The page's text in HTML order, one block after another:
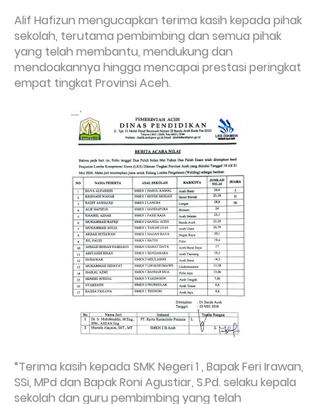
Alif Hafizun mengucapkan terima kasih kepada pihak
sekolah, terutama pembimbing dan semua pihak
yang telah membantu, mendukung dan
mendoakannya hingga mencapai prestasi peringkat
empat tingkat Provinsi Aceh.
“Terima kasih kepada SMK Negeri 1 , Bapak Feri Irawan,
SSi, MPd dan Bapak Roni Agustiar, S.Pd. selaku kepala
sekolah dan guru pembimbing yang telah